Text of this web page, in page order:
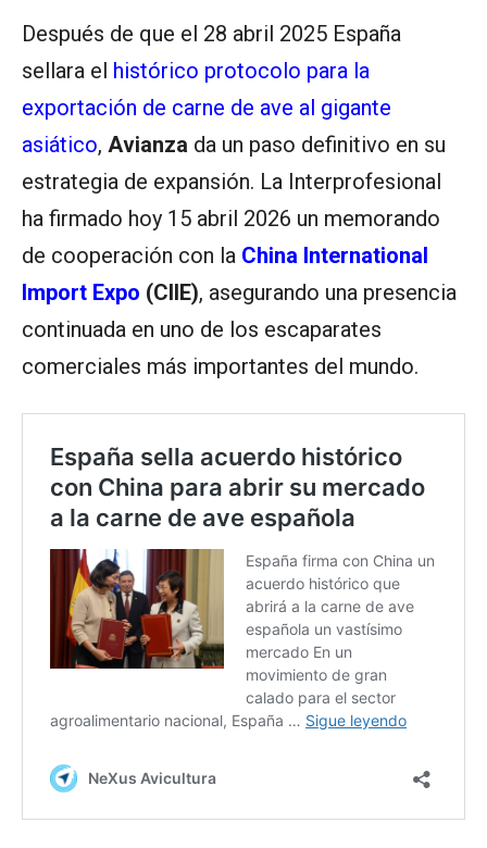
Después de que el 28 abril 2025 España
sellara el histórico protocolo para la
exportación de carne de ave al gigante
asiático, Avianza da un paso definitivo en su
estrategia de expansión. La Interprofesional
ha firmado hoy 15 abril 2026 un memorando
de cooperación con la China International
Import Expo (CIIE), asegurando una presencia
continuada en uno de los escaparates
comerciales más importantes del mundo.